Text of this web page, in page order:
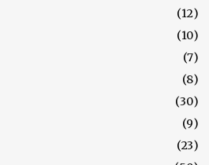
(12)
(10)
(7)
(8)
(30)
(9)
(23)